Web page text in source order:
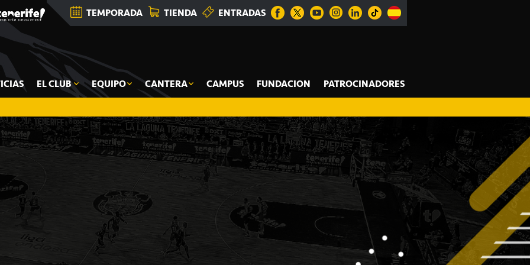
TEMPORADA TIENDA ENTRADAS
EL CLUB EQUIPO CANTERA CAMPUS FUNDACION PATROCINADORES